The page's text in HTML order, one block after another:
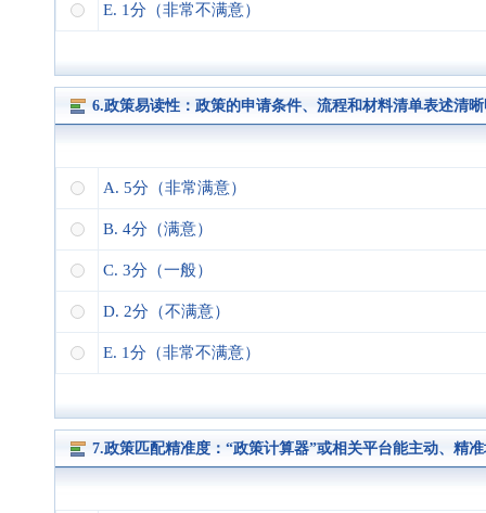
E. 1分（非常不满意）
6.政策易读性：政策的申请条件、流程和材料清单表述清
A. 5分（非常满意）
B. 4分（满意）
C. 3分（一般）
D. 2分（不满意）
E. 1分（非常不满意）
7.政策匹配精准度：“政策计算器”或相关平台能主动、精